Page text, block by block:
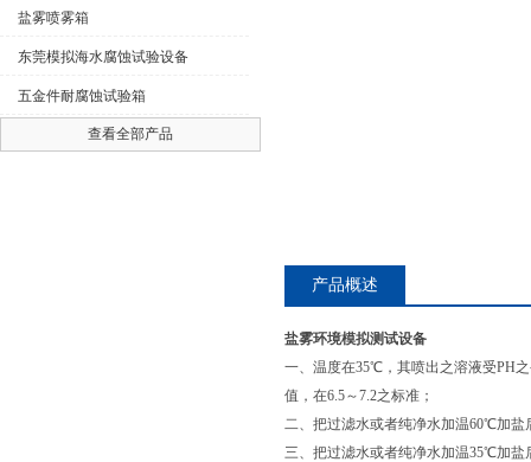
盐雾喷雾箱
东莞模拟海水腐蚀试验设备
五金件耐腐蚀试验箱
查看全部产品
产品概述
盐雾环境模拟测试设备
一、温度在35℃，其喷出之溶液受PH
值，在6.5～7.2之标准；
二、把过滤水或者纯净水加温60℃加盐
三、把过滤水或者纯净水加温35℃加盐